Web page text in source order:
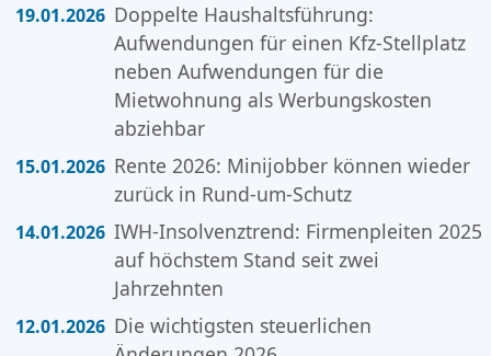
19.01.2026 Doppelte Haushaltsführung:
Aufwendungen für einen Kfz-Stellplatz
neben Aufwendungen für die
Mietwohnung als Werbungskosten
abziehbar
15.01.2026 Rente 2026: Minijobber können wieder
zurück in Rund-um-Schutz
14.01.2026 IWH-Insolvenztrend: Firmenpleiten 2025
auf höchstem Stand seit zwei
Jahrzehnten
12.01.2026 Die wichtigsten steuerlichen